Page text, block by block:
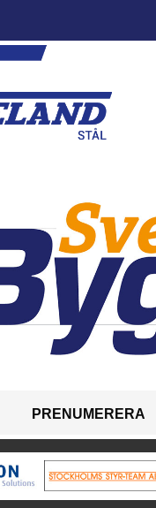
PRENUMERERA